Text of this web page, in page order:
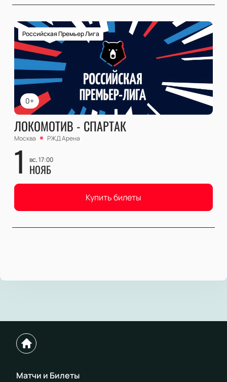
0+
Российская Премьер Лига
ЛОКОМОТИВ - СПАРТАК
Москва РЖД Арена
1 вс, 17:00
НОЯБ
Купить билеты
Матчи и Билеты